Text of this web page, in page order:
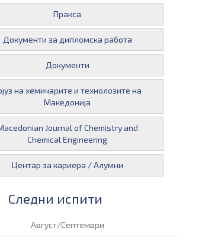
Пракса
Документи за дипломска работа
Документи
на хемичарите и технолозите на
Македонија
Journal of Chemistry and
Chemical Engineering
Центар за кариера / Алумни
Следни испити
Август/Септември